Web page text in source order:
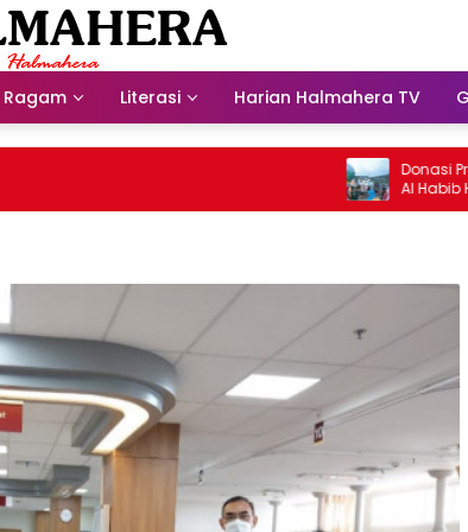
Ragam Literasi Harian Halmahera TV
Donasi Presdir
Al Habib Husein